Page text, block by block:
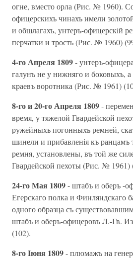
огне, вместо орла (Рис. № 1960).
офицерскихъ чинахъ имели
и обшлагахъ, унтеръ-офицерскiй
перчатки и трость (Рис. № 1960)
4-го Апреля 1809- унтеръ-
галунъ не у нижняго и боковыхъ,
краевъ воротника (Рис. № 1961)
8-го и 20-го Апреля 1809-
время, у тяжелой Гвардейской
ружейныхъ погонныхъ ремней,
шинели и прибавленiя къ ранцамъ
ремня, установлены, въ той же
Гвардейской пехоты (Рис. № 1961)
24-го Мая 1809- штабъ и оберъ -
Егерскаго полка и Финляндскаго
одного образца съ
штабъ и оберъ-офицеровъ Л.-Гв.
(102).
8-го Iюня 1809- плюмажъ на